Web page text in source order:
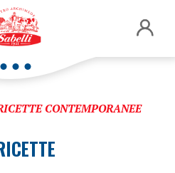
CONTEMPORANEE